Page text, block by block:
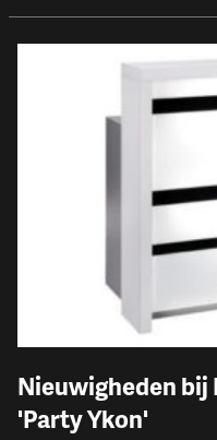
Nieuwigheden
'Party Ykon'